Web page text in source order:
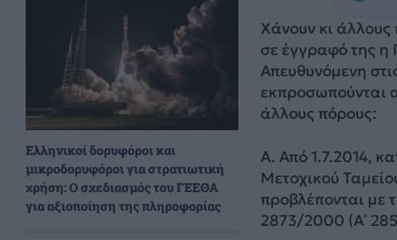
Ελληνικοί δορυφόροι και
μικροδορυφόροι για στρατιωτική
χρήση: Ο σχεδιασμός του ΓΕΕΘΑ
για αξιοποίηση της πληροφορίας
Χάνουν κι
σε έγγραφό της η
Απευθυνόμενη
εκπροσωπούνται
άλλους πόρους:
Α. Από 1.7.2014,
Μετοχικού
προβλέπονται με
2873/2000 (Α΄